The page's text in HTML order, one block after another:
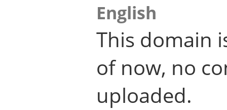
English
This domain
of now, no
uploaded.